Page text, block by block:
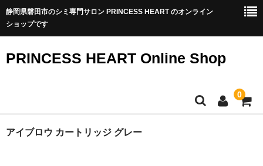
静岡県磐田市のシミ専門サロン PRINCESS HEART のオンライン
ショップです
PRINCESS HEART Online Shop
0
TOP
アイブロウ カートリッジ グレー